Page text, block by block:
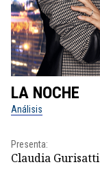
LA NOCHE
Análisis
Presenta:
Claudia Gurisatti